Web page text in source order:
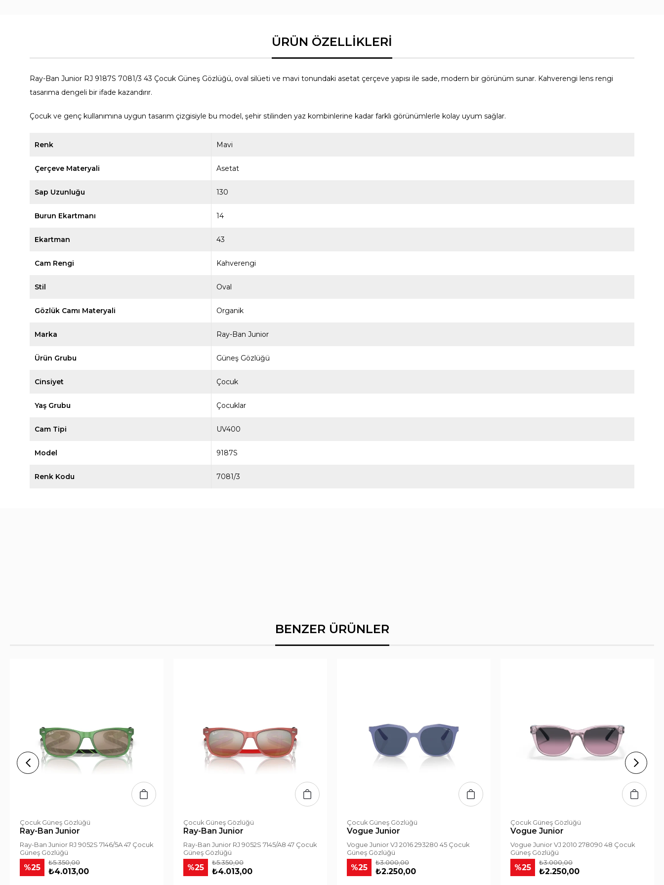
Ray-Ban Junior RJ 9187S 7081/3 43 Çocuk Güneş Gözlüğü, oval silüeti ve mavi tonundaki asetat çerçeve yapısı ile sade, modern bir görünüm sunar. Kahverengi lens rengi
tasarıma dengeli bir ifade kazandırır.
Çocuk ve genç kullanımına uygun tasarım çizgisiyle bu model, şehir stilinden yaz kombinlerine kadar farklı görünümlerle kolay uyum sağlar.
Renk Mavi
Çerçeve Materyali Asetat
Sap Uzunluğu 130
Burun Ekartmanı 14
Ekartman 43
Cam Rengi Kahverengi
Stil Oval
Gözlük Camı Materyali Organik
Marka Ray-Ban Junior
Ürün Grubu Güneş Gözlüğü
Cinsiyet Çocuk
Yaş Grubu Çocuklar
Cam Tipi UV400
Model 9187S
Renk Kodu 7081/3
BENZER ÜRÜNLER
Çocuk Güneş Gözlüğü
Ray-Ban Junior
Ray-Ban Junior RJ 9052S 7146/5A 47 Çocuk
Güneş Gözlüğü
%25 ₺4.013,00
₺5.350,00
Çocuk Güneş Gözlüğü
Ray-Ban Junior
Ray-Ban Junior RJ 9052S 7145/A8 47 Çocuk
Güneş Gözlüğü
%25 ₺4.013,00
₺5.350,00
Çocuk Güneş Gözlüğü
Vogue Junior
Vogue Junior VJ 2016 293280 45 Çocuk
Güneş Gözlüğü
%25 ₺2.250,00
₺3.000,00
Çocuk Güneş Gözlüğü
Vogue Junior
Vogue Junior VJ 2010 278090 48 Çocuk
Güneş Gözlüğü
%25 ₺2.250,00
₺3.000,00